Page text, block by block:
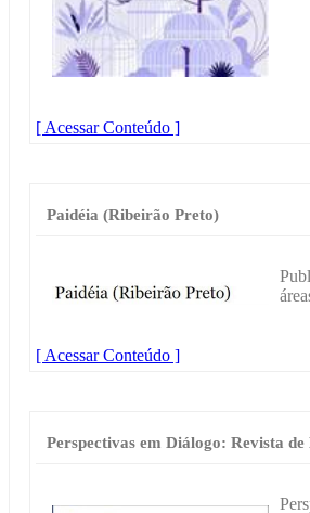
[ Acessar Conteúdo ]
Paidéia (Ribeirão Preto)
[ Acessar Conteúdo ]
Perspectivas em Diálogo: Revista de